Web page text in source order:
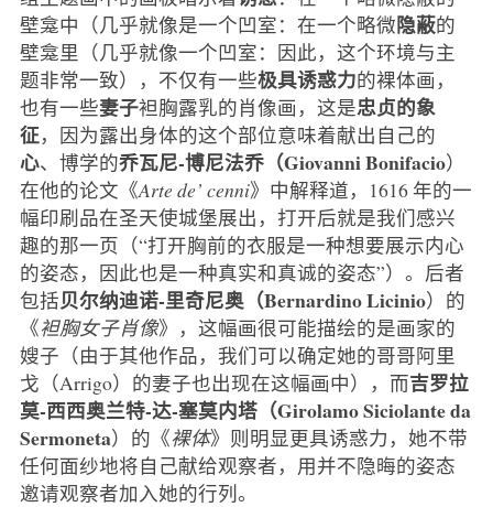
壁龛中（几乎就像是一个凹室：在一个略微隐蔽的
壁龛里（几乎就像一个凹室：因此，这个环境与主
题非常一致），不仅有一些极具诱惑力的裸体画，
也有一些妻子袒胸露乳的肖像画，这是忠贞的象
征，因为露出身体的这个部位意味着献出自己的
心、博学的乔瓦尼-博尼法乔（Giovanni Bonifacio）
在他的论文《Arte de’ cenni》中解释道，1616 年的一
幅印刷品在圣天使城堡展出，打开后就是我们感兴
趣的那一页（“打开胸前的衣服是一种想要展示内心
的姿态，因此也是一种真实和真诚的姿态”）。后者
包括贝尔纳迪诺-里奇尼奥（Bernardino Licinio）的
《袒胸女子肖像》，这幅画很可能描绘的是画家的
嫂子（由于其他作品，我们可以确定她的哥哥阿里
戈（Arrigo）的妻子也出现在这幅画中），而吉罗拉
莫-西西奥兰特-达-塞莫内塔（Girolamo Siciolante da
Sermoneta）的《裸体》则明显更具诱惑力，她不带
任何面纱地将自己献给观察者，用并不隐晦的姿态
邀请观察者加入她的行列。